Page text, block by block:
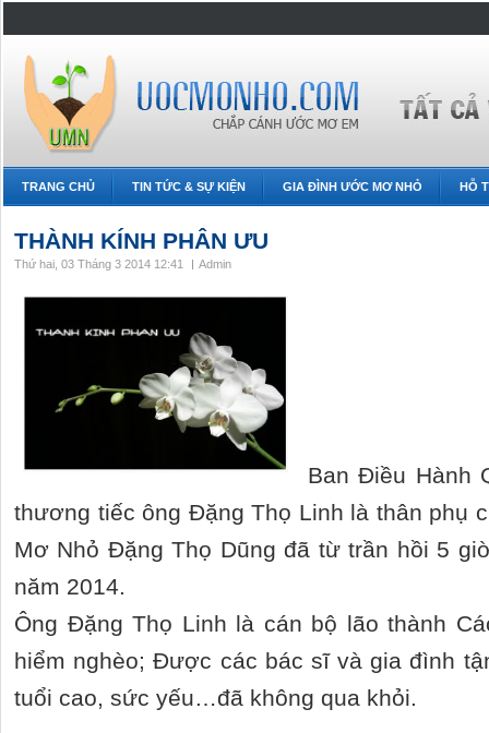
TRANG CHỦ TIN TỨC & SỰ KIỆN GIA ĐÌNH ƯỚC MƠ NHỎ HỖ
THÀNH KÍNH PHÂN ƯU
Thứ hai, 03 Tháng 3 2014 12:41 Admin
Ban Điều Hành
thương tiếc ông Đặng Thọ Linh là thân phụ
Mơ Nhỏ Đặng Thọ Dũng đã từ trần hồi 5
năm 2014.
Ông Đặng Thọ Linh là cán bộ lão thành
hiểm nghèo; Được các bác sĩ và gia đình
tuổi cao, sức yếu…đã không qua khỏi.